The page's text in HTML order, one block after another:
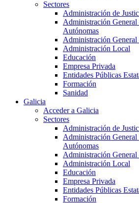
Sectores
Administración de
Administración General
Autónomas
Administración General
Administración Local
Educación
Empresa Privada
Entidades Públicas
Formación
Sanidad
Galicia
Acceder a Galicia
Sectores
Administración de
Administración General
Autónomas
Administración General
Administración Local
Educación
Empresa Privada
Entidades Públicas
Formación